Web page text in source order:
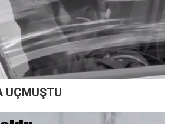
UÇMUŞTU